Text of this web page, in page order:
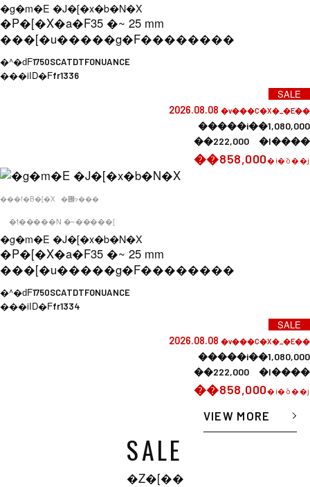
�g�m�E �J�[�x�b�N�X
�P�[�X�a�F35 �~ 25 mm
���[�u�����g�F��������
�^�ԁF1750SCATDTFONUANCE
���iID�Ffr1336
SALE
2026.08.08 �v���C�X�_�E��
�����i��1,080,000
��222,000 �l����
��858,000�i�ō��j
���f�B�[�X �݌ɂ���
�t�����N �~�����[
�g�m�E �J�[�x�b�N�X
�P�[�X�a�F35 �~ 25 mm
���[�u�����g�F��������
�^�ԁF1750SCATDTFONUANCE
���iID�Ffr1334
SALE
2026.08.08 �v���C�X�_�E��
�����i��1,080,000
��222,000 �l����
��858,000�i�ō��j
VIEW MORE
SALE
�Z�[��